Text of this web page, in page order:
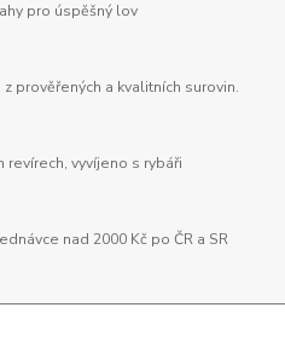
pro úspěšný lov
prověřených a kvalitních surovin.
revírech, vyvíjeno s rybáři
nad 2000 Kč po ČR a SR